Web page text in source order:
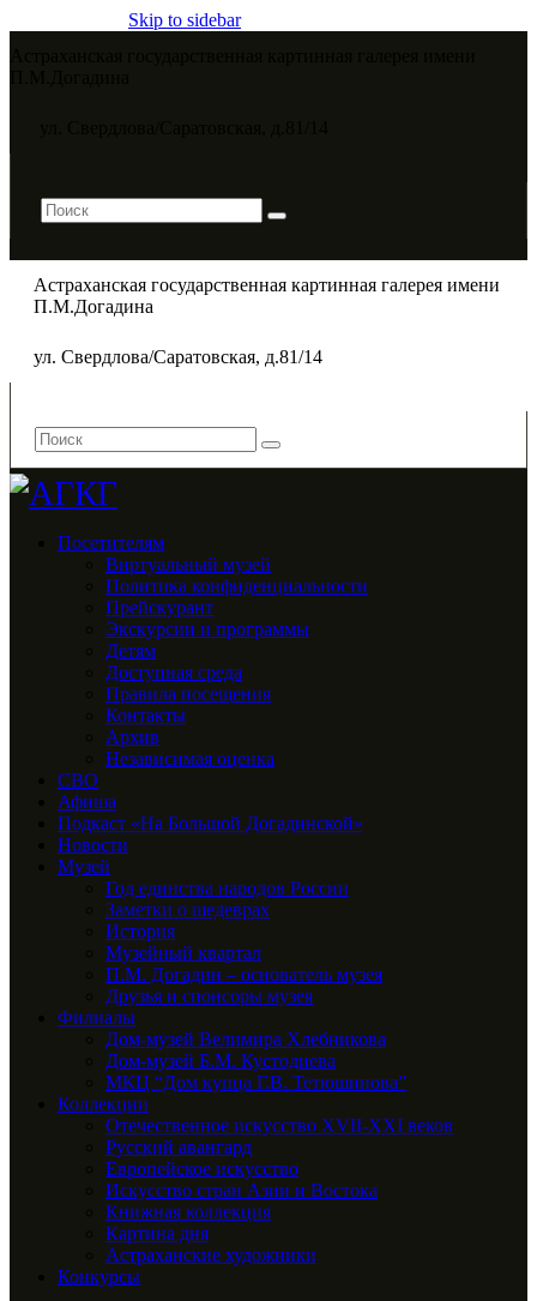
Skip to sidebar
Астраханская государственная картинная галерея имени
П.М.Догадина​
ул. Свердлова/Саратовская, д.81/14
Посетителям
Виртуальный музей
Политика конфиденциальности
Прейскурант
Экскурсии и программы
Детям
Доступная среда
Правила посещения
Контакты
Архив
Независимая оценка
СВО
Афиша
Подкаст «На Большой Догадинской»
Новости
Музей
Год единства народов России
Заметки о шедеврах
История
Музейный квартал
П.М. Догадин – основатель музея
Друзья и спонсоры музея
Филиалы
Дом-музей Велимира Хлебникова
Дом-музей Б.М. Кустодиева
МКЦ “Дом купца Г.В. Тетюшинова”
Коллекции
Отечественное искусство XVII-XXI веков
Русский авангард
Европейское искусство
Искусство стран Азии и Востока
Книжная коллекция
Картина дня
Астраханские художники
Конкурсы